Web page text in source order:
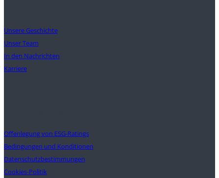
Unsere Geschichte
Unser Team
In den Nachrichten
Karriere
Offenlegung von ESG-Ratings
Bedingungen und Konditionen
Datenschutzbestimmungen
Cookies-Politik